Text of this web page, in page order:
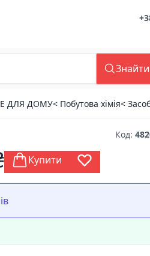
Знайти
ДЛЯ ДОМУ< Побутова хімія<
Код:
Купити